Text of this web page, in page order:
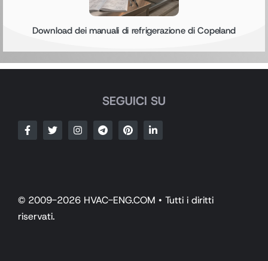
Download dei manuali di refrigerazione di Copeland
SEGUICI SU
© 2009-2026 HVAC-ENG.COM • Tutti i diritti
riservati.